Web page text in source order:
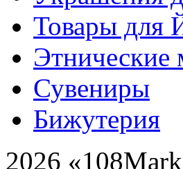
Товары для
Этнические
Сувениры
Бижутерия
2026